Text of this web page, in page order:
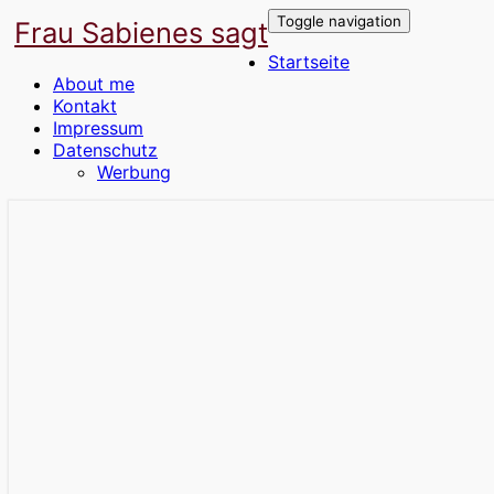
Toggle navigation
Frau Sabienes sagt
Startseite
About me
Kontakt
Impressum
Datenschutz
Werbung